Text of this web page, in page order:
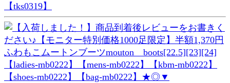
【tks0319】